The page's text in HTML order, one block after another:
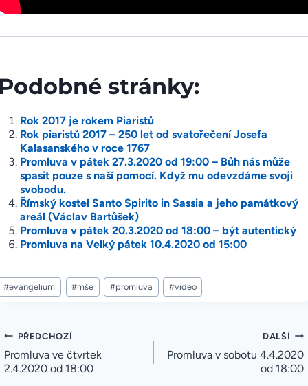
stránky:
Rok 2017 je rokem Piaristů
Rok piaristů 2017 – 250 let od svatořečení Josefa
Kalasanského v roce 1767
Promluva v pátek 27.3.2020 od 19:00 – Bůh nás může
spasit pouze s naší pomocí. Když mu odevzdáme svoji
svobodu.
Římský kostel Santo Spirito in Sassia a jeho památkový
areál (Václav Bartůšek)
Promluva v pátek 20.3.2020 od 18:00 – být autentický
Promluva na Velký pátek 10.4.2020 od 15:00
#evangelium #mše #promluva #video
Navigace
pro
příspěvek
PŘEDCHOZÍ
Promluva ve čtvrtek
2.4.2020 od 18:00
DALŠÍ
Promluva v sobotu 4.4.2020
od 18:00